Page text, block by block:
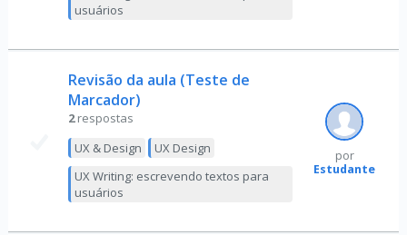
usuários
Revisão da aula (Teste de
Marcador)
2 respostas
UX & Design
UX Design
UX Writing: escrevendo textos para
usuários
por
Estudante